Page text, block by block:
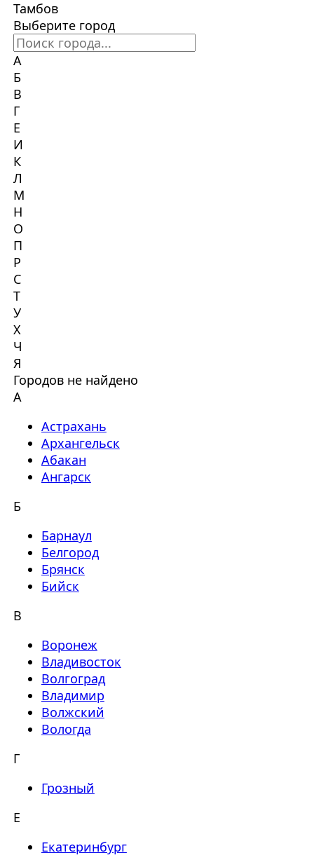
Тамбов
Выберите город
А
Б
В
Г
Е
И
К
Л
М
Н
О
П
Р
С
Т
У
Х
Ч
Я
Городов не найдено
А
Астрахань
Архангельск
Абакан
Ангарск
Б
Барнаул
Белгород
Брянск
Бийск
В
Воронеж
Владивосток
Волгоград
Владимир
Волжский
Вологда
Г
Грозный
Е
Екатеринбург